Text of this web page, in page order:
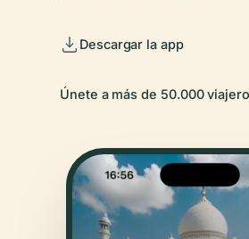
Descargar la app
Únete a más de 50.000